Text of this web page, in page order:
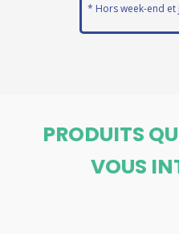
* Hors week-end
PRODUITS
VOUS